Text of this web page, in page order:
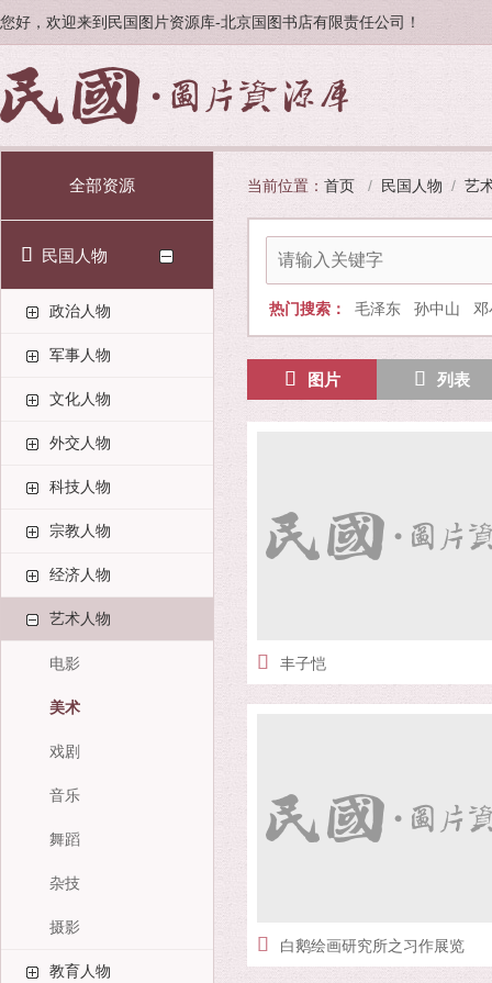
您好，欢迎来到民国图片资源库-北京国图书店有限责任公司！
全部资源
民国人物
政治人物
军事人物
文化人物
外交人物
科技人物
宗教人物
经济人物
艺术人物
电影
美术
戏剧
音乐
舞蹈
杂技
摄影
教育人物
当前位置： 首页 / 民国人物 / 艺
热门搜索： 毛泽东 孙中山
图片 列表
丰子恺
白鹅绘画研究所之习作展览